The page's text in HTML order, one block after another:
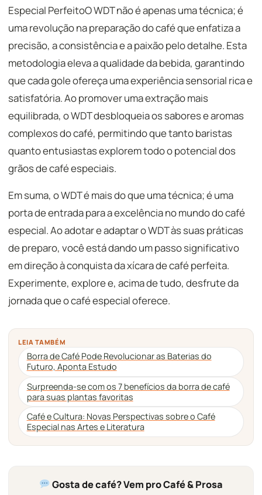
Especial PerfeitoO WDT não é apenas uma técnica; é
uma revolução na preparação do café que enfatiza a
precisão, a consistência e a paixão pelo detalhe. Esta
metodologia eleva a qualidade da bebida, garantindo
que cada gole ofereça uma experiência sensorial rica e
satisfatória. Ao promover uma extração mais
equilibrada, o WDT desbloqueia os sabores e aromas
complexos do café, permitindo que tanto baristas
quanto entusiastas explorem todo o potencial dos
grãos de café especiais.
Em suma, o WDT é mais do que uma técnica; é uma
porta de entrada para a excelência no mundo do café
especial. Ao adotar e adaptar o WDT às suas práticas
de preparo, você está dando um passo significativo
em direção à conquista da xícara de café perfeita.
Experimente, explore e, acima de tudo, desfrute da
jornada que o café especial oferece.
LEIA TAMBÉM
Borra de Café Pode Revolucionar as Baterias do
Futuro, Aponta Estudo
Surpreenda-se com os 7 benefícios da borra de café
para suas plantas favoritas
Café e Cultura: Novas Perspectivas sobre o Café
Especial nas Artes e Literatura
Gosta de café? Vem pro Café & Prosa